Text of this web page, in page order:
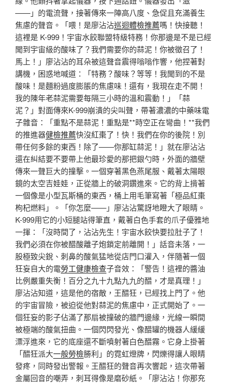
——」的電流聲，接著傳來一陣高八度、急促且充滿養生
焦慮的聲音。「喂！是廖沾沾巡迴體檢推薦嗎！快接聽！
這裡是 K-999！宇宙水餃聯盟特級特務！你那邊是不是已經
聞到宇宙級的酸味了？我們需要你的蒜泥！你被徵召了！
馬上！」廖沾沾的耳朵被這聲音震得嗡嗡作響，他捏著對
講機，困惑地喊道：「特務？酸味？等等！我聞到的不是
酸味！是麵粉過度膨脹的焦慮味！還有，我現在走不開！
我的陳年老蒜泥需要每隔三小時的溫和震動！」「蒜
泥？」對面傳來K-999崩潰的尖叫聲，帶著濃濃的中藥味電
子雜音：「重點不是蒜泥！重點是**時空正在彎曲！**我們
的推進器健檢推薦快沒紅棗了！快！我們在你的後院！別
帶任何多餘的東西！除了——你那缸蒜泥！」就在廖沾沾
還在糾結要不要帶上他最珍愛的那把銀勺時，外面的牆壁
傳來一聲巨大的撞擊。一個穿著黑色燕尾服、戴著太陽眼
鏡的太空吉娃娃，正從牆上的破洞鑽進來。它的背上揹著
一個像是小型瓦斯桶的東西，桶上用毛筆寫著「極品紅棗
枸杞燃料」。「你怎麼——」廖沾沾驚訝地瞪大了眼睛。
K-999用它的小短腿站得筆直，戴著白色手套的爪子優雅地
一揮：「沒時間了，沾沾先生！宇宙水餃快要拉肚子了！
我們必須在你被醋酸離子炮鎖定前離開！」話音未落，一
股極致尖銳、刺鼻的酸氣猛地從店門口灌入，伴隨著一個
狂妄自大的電勞工健康檢查子音效：「警告！這裡的醬油
比例嚴重失衡！百分之九十九點九九的醋，才是真理！」
廖沾沾知道，這是他的宿敵，王醋狂，已經找上門了。他
的宇宙冒險，被迫從他對蒜泥的焦慮中，正式開始了。一
個狂妄的影子佔滿了那扇被撞破的牆門邊緣，光線一瞬間
被極端的酸氣扭曲。一個閃閃發光、像醋罐的機器人緩緩
漂浮進來，它的底座還不斷噴射著白色醋霧。它身上掛著
「醋狂派大一般勞檢勝利」的霓虹燈牌，閃爍得讓人眼睛
發疼，同時發出警報。王醋狂的聲音再次響起，這次帶著
金屬回音的嘲弄，刺耳得像是磨砂紙。「廖沾沾！你那充